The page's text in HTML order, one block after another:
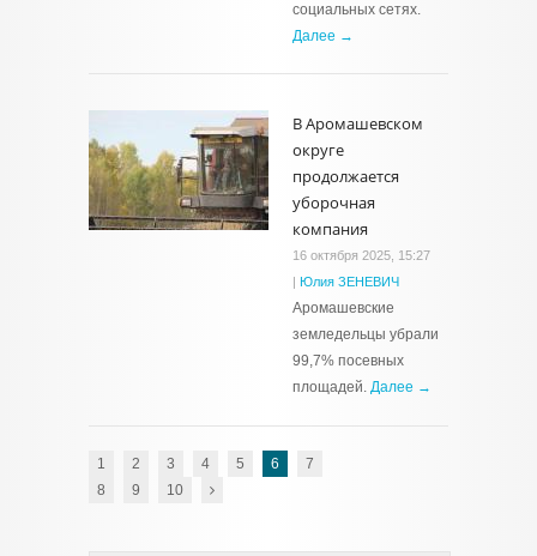
социальных сетях.
Далее →
В Аромашевском
округе
продолжается
уборочная
компания
16 октября 2025, 15:27
| Юлия ЗЕНЕВИЧ
Аромашевские
земледельцы убрали
99,7% посевных
площадей. Далее →
1 2 3 4 5 6
7
8
9 10